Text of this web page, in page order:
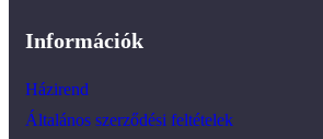
Információk
Házirend
Általános szerződési feltételek